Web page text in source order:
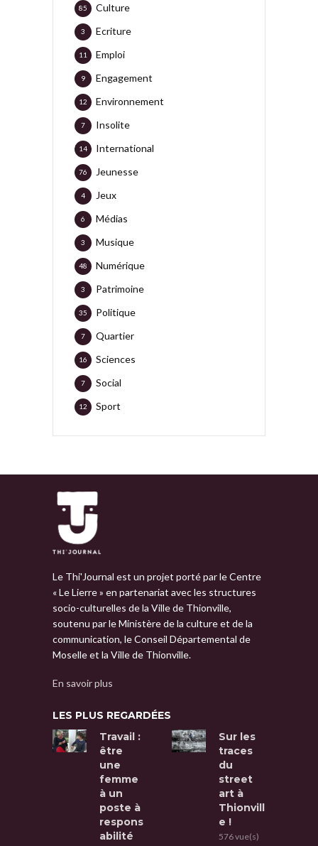
Culture
85
Ecriture
3
Emploi
11
Engagement
9
Environnement
12
Insolite
7
International
14
Jeunesse
76
Jeux
4
Médias
6
Musique
3
Numérique
48
Patrimoine
3
Politique
35
Quartier
7
Sciences
16
Social
7
Sport
12
Le Thi'Journal est un projet porté par le Centre
« Le Lierre » en partenariat avec les structures
socio-culturelles de la Ville de Thionville,
soutenu par le Ministère de la culture et de la
communication, le Conseil Départemental de
Moselle et la Ville de Thionville.
En savoir plus
LES PLUS REGARDÉES
Travail :
être
une
femme
à un
poste à
respons
abilité
Sur les
traces
du
street
art à
Thionvill
e !
576 vue(s)